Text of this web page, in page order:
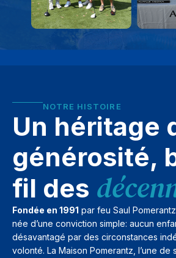
NOTRE HISTOIRE
Un héritage
générosité,
fil des
Fondée en 1991 par feu Saul
née d’une conviction simple: aucun
désavantagé par des circonstances
volonté. La Maison Pomerantz, l’une de